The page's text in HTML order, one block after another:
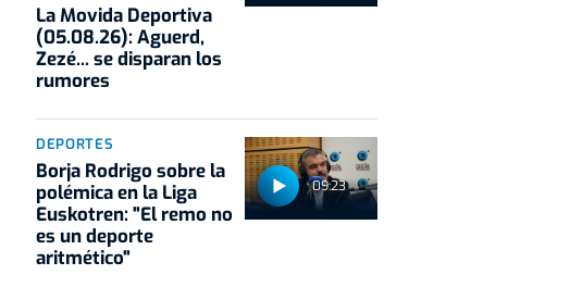
La Movida Deportiva
(05.08.26): Aguerd,
Zezé... se disparan los
rumores
09:23
DEPORTES
Borja Rodrigo sobre la
polémica en la Liga
Euskotren: "El remo no
es un deporte
aritmético"